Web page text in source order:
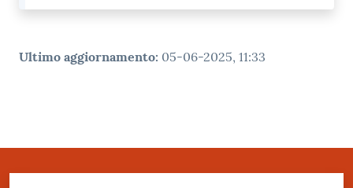
Ultimo aggiornamento: 05-06-2025, 11:33